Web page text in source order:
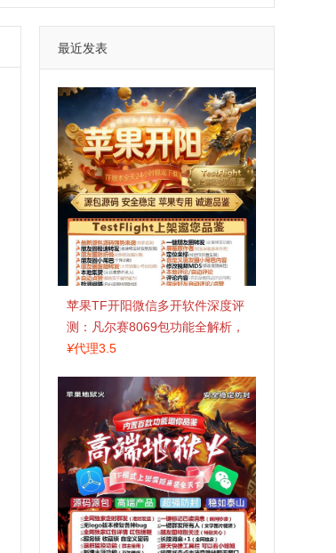
最近发表
苹果TF开阳微信多开软件深度评
测：凡尔赛8069包功能全解析，
TestFlight稳定版上架，激活认准
¥代理3.5